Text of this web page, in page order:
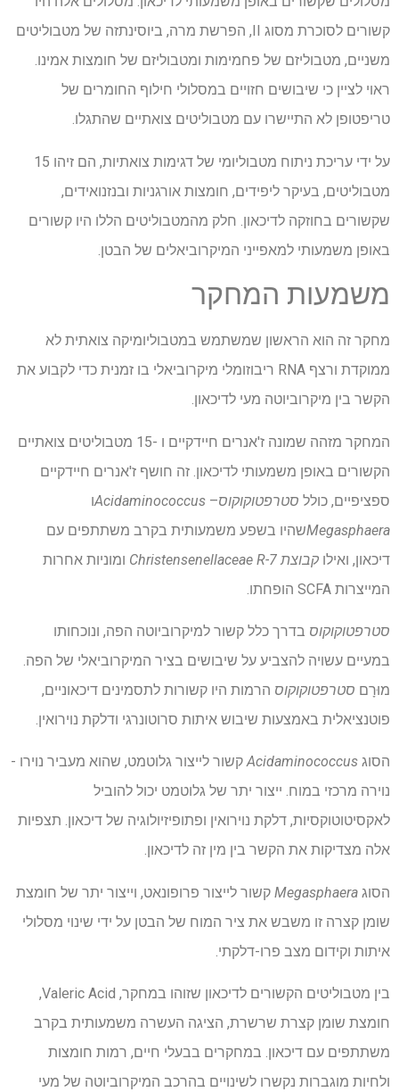
קשורים לסוכרת מסוג II, הפרשת מרה, ביוסינתזה של מטבוליטים
משניים, מטבוליזם של פחמימות ומטבוליזם של חומצות אמינו.
ראוי לציין כי שיבושים חזויים במסלולי חילוף החומרים של
טריפטופן לא התיישרו עם מטבוליטים צואתיים שהתגלו.
על ידי עריכת ניתוח מטבוליומי של דגימות צואתיות, הם זיהו 15
מטבוליטים, בעיקר ליפידים, חומצות אורגניות ובנזנואידים,
שקשורים בחוזקה לדיכאון. חלק מהמטבוליטים הללו היו קשורים
באופן משמעותי למאפייני המיקרוביאלים של הבטן.
משמעות המחקר
מחקר זה הוא הראשון שמשתמש במטבוליומיקה צואתית לא
ממוקדת ורצף RNA ריבוזומלי מיקרוביאלי בו זמנית כדי לקבוע את
הקשר בין מיקרוביוטה מעי לדיכאון.
המחקר מזהה שמונה ז'אנרים חיידקיים ו -15 מטבוליטים צואתיים
הקשורים באופן משמעותי לדיכאון. זה חושף ז'אנרים חיידקיים
ספציפיים, כולל סטרפטוקוקוס–
Acidaminococcusו
Megasphaeraשהיו בשפע משמעותית בקרב משתתפים עם
דיכאון, ואילו קבוצת Christensenellaceae R-7
ומוניות אחרות
המייצרות SCFA הופחתו.
סטרפטוקוקוס בדרך כלל קשור למיקרוביוטה הפה, ונוכחותו
במעיים עשויה להצביע על שיבושים בציר המיקרוביאלי של הפה.
מוּרָם סטרפטוקוקוס הרמות היו קשורות לתסמינים דיכאוניים,
פוטנציאלית באמצעות שיבוש איתות סרוטונרגי ודלקת נוירואין.
הסוג Acidaminococcusקשור לייצור גלוטמט, שהוא מעביר נוירו -
נוירה מרכזי במוח. ייצור יתר של גלוטמט יכול להוביל
לאקסיטוטוקסיות, דלקת נוירואין ופתופיזיולוגיה של דיכאון. תצפיות
אלה מצדיקות את הקשר בין מין זה לדיכאון.
הסוג Megasphaera קשור לייצור פרופונאט, וייצור יתר של חומצת
שומן קצרה זו משבש את ציר המוח של הבטן על ידי שינוי מסלולי
איתות וקידום מצב פרו-דלקתי.
בין מטבוליטים הקשורים לדיכאון שזוהו במחקר, Valeric Acid,
חומצת שומן קצרת שרשרת, הציגה העשרה משמעותית בקרב
משתתפים עם דיכאון. במחקרים בבעלי חיים, רמות חומצות
ולחיות מוגברות נקשרו לשינויים בהרכב המיקרוביוטה של ​​מעי